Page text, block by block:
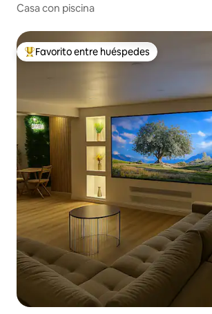
Casa con piscina
Favorito entre huéspedes preferido
Favorito entre huéspedes